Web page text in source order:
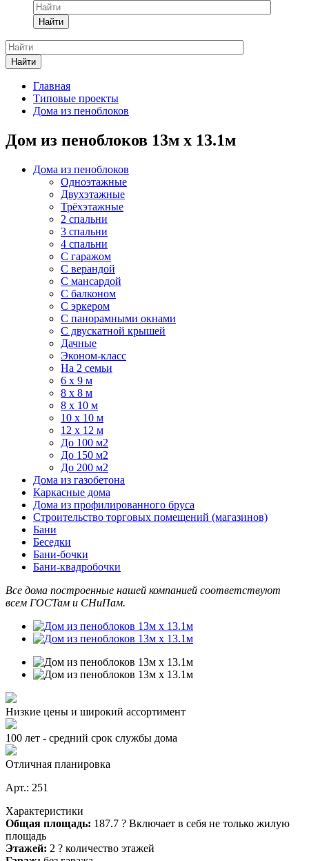
Найти
Найти
Главная
Типовые проекты
Дома из пеноблоков
Дом из пеноблоков 13м х 13.1м
Дома из пеноблоков
Одноэтажные
Двухэтажные
Трёхэтажные
2 спальни
3 спальни
4 спальни
С гаражом
С верандой
С мансардой
С балконом
C эркером
С панорамными окнами
С двускатной крышей
Дачные
Эконом-класс
На 2 семьи
6 x 9 м
8 x 8 м
8 x 10 м
10 x 10 м
12 x 12 м
До 100 м2
До 150 м2
До 200 м2
Дома из газобетона
Каркасные дома
Дома из профилированного бруса
Строительство торговых помещений (магазинов)
Бани
Беседки
Бани-бочки
Бани-квадробочки
Все дома построенные нашей компанией соответствуют
всем ГОСТам и СНиПам.
Низкие цены и широкий ассортимент
100 лет - средний срок службы дома
Отличная планировка
Арт.: 251
Характеристики
Общая площадь: 187.7 ? Включает в себя не только жилую
площадь
Этажей: 2 ? количество этажей